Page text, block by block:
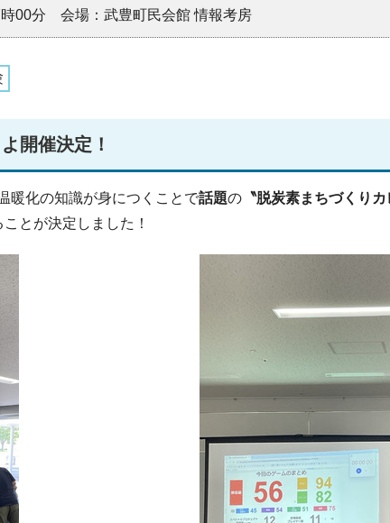
00分 会場：武豊町民会館 情報考房
開催決定！
暖化の知識が身につくことで話題の 〝脱炭素まちづくり
ことが決定しました！